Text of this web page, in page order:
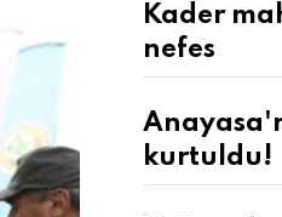
Kader
nefes
kurtuldu!